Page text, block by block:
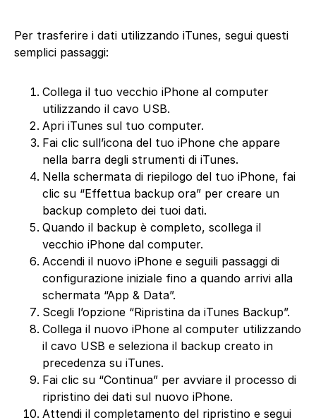
Per trasferire i dati utilizzando iTunes, segui questi
semplici passaggi:
Collega il tuo vecchio iPhone al computer
utilizzando il cavo USB.
Apri iTunes sul tuo computer.
Fai clic sull’icona del tuo iPhone che appare
nella barra degli strumenti di iTunes.
Nella schermata di riepilogo del tuo iPhone, fai
clic su “Effettua backup ora” per creare un
backup completo dei tuoi dati.
Quando il backup è completo, scollega il
vecchio iPhone dal computer.
Accendi il nuovo iPhone e seguili passaggi di
configurazione iniziale fino a quando arrivi alla
schermata “App & Data”.
Scegli l’opzione “Ripristina da iTunes Backup”.
Collega il nuovo iPhone al computer utilizzando
il cavo USB e seleziona il backup creato in
precedenza su iTunes.
Fai clic su “Continua” per avviare il processo di
ripristino dei dati sul nuovo iPhone.
Attendi il completamento del ripristino e segui